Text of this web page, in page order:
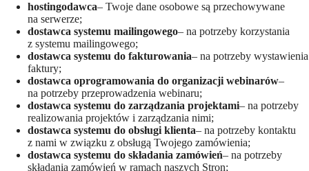
hostingodawca– Twoje dane osobowe są przechowywane
na serwerze;
dostawca systemu mailingowego– na potrzeby korzystania
z systemu mailingowego;
dostawca systemu do fakturowania– na potrzeby wystawienia
faktury;
dostawca oprogramowania do organizacji webinarów–
na potrzeby przeprowadzenia webinaru;
dostawca systemu do zarządzania projektami– na potrzeby
realizowania projektów i zarządzania nimi;
dostawca systemu do obsługi klienta– na potrzeby kontaktu
z nami w związku z obsługą Twojego zamówienia;
dostawca systemu do składania zamówień– na potrzeby
składania zamówień w ramach naszych Stron;